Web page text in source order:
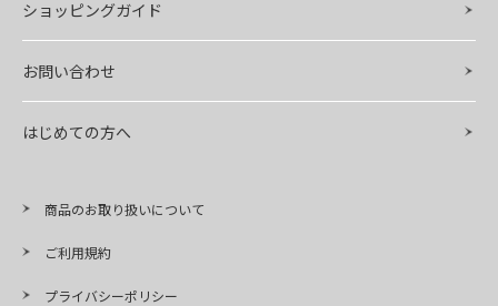
ショッピングガイド
お問い合わせ
はじめての方へ
商品のお取り扱いについて
ご利用規約
プライバシーポリシー